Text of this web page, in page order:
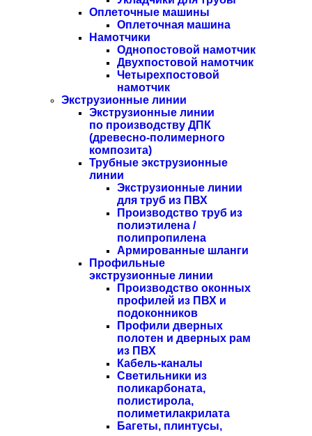
Оплеточные машины
Оплеточная машина
Намотчики
Однопостовой намотчик
Двухпостовой намотчик
Четырехпостовой
намотчик
Экструзионные линии
Экструзионные линии
по производству ДПК
(древесно-полимерного
композита)
Трубные экструзионные
линии
Экструзионные линии
для труб из ПВХ
Производство труб из
полиэтилена /
полипропилена
Армированные шланги
Профильные
экструзионные линии
Производство оконных
профилей из ПВХ и
подоконников
Профили дверных
полотен и дверных рам
из ПВХ
Кабель-каналы
Светильники из
поликарбоната,
полистирола,
полиметилакрилата
Багеты, плинтусы,